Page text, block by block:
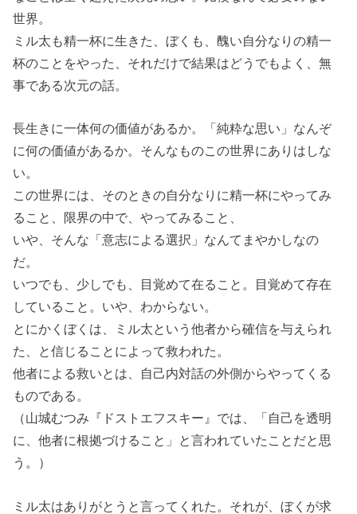
世界。
ミル太も精一杯に生きた、ぼくも、醜い自分なりの精一
杯のことをやった、それだけで結果はどうでもよく、無
事である次元の話。
長生きに一体何の価値があるか。「純粋な思い」なんぞ
に何の価値があるか。そんなものこの世界にありはしな
い。
この世界には、そのときの自分なりに精一杯にやってみ
ること、限界の中で、やってみること、
いや、そんな「意志による選択」なんてまやかしなの
だ。
いつでも、少しでも、目覚めて在ること。目覚めて存在
していること。いや、わからない。
とにかくぼくは、ミル太という他者から確信を与えられ
た、と信じることによって救われた。
他者による救いとは、自己内対話の外側からやってくる
ものである。
（山城むつみ『ドストエフスキー』では、「自己を透明
に、他者に根拠づけること」と言われていたことだと思
う。）
ミル太はありがとうと言ってくれた。それが、ぼくが求